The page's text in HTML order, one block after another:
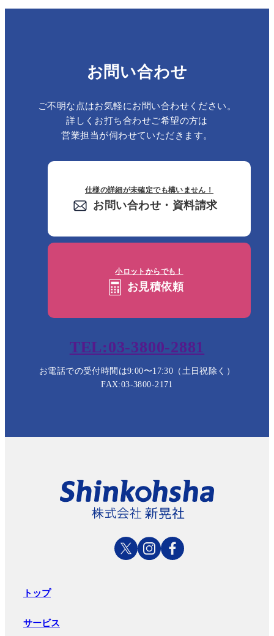
お問い合わせ
ご不明な点はお気軽にお問い合わせください。
詳しくお打ち合わせご希望の方は
営業担当が伺わせていただきます。
仕様の詳細が未確定でも構いません！
お問い合わせ・資料請求
小ロットからでも！
お見積依頼
TEL:03-3800-2881
お電話での受付時間は9:00〜17:30（土日祝除く）
FAX:03-3800-2171
トップ
サービス